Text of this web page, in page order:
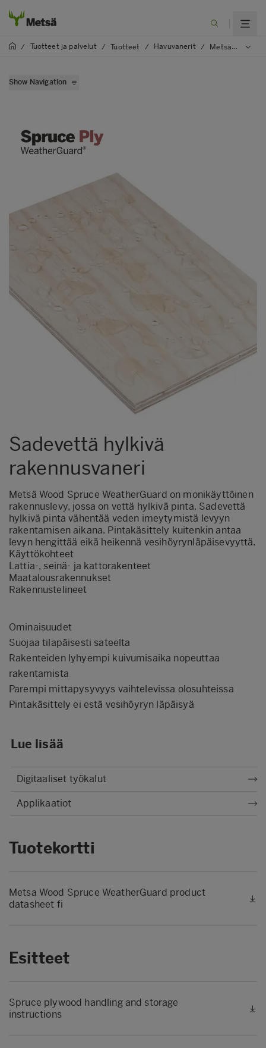
/ Tuotteet ja palvelut / Tuotteet / Havuvanerit / Metsä Wood Spruce WeatherGuard
Show Navigation
Metsä Wood Spruce MouldGuard
Metsä Wood Spruce FireResist
Sadevettä hylkivä
rakennusvaneri
Metsä Wood Spruce WeatherGuard on monikäyttöinen
rakennuslevy, jossa on vettä hylkivä pinta. Sadevettä
hylkivä pinta vähentää veden imeytymistä levyyn
rakentamisen aikana. Pintakäsittely kuitenkin antaa
levyn hengittää eikä heikennä vesihöyrynläpäisevyyttä.
Käyttökohteet
Lattia-, seinä- ja kattorakenteet
Maatalousrakennukset
Rakennustelineet
Ominaisuudet
Suojaa tilapäisesti sateelta
Rakenteiden lyhyempi kuivumisaika nopeuttaa
rakentamista
Parempi mittapysyvyys vaihtelevissa olosuhteissa
Pintakäsittely ei estä vesihöyryn läpäisyä
Lue lisää
Digitaaliset työkalut
Applikaatiot
Tuotekortti
Metsa Wood Spruce WeatherGuard product
datasheet fi
Esitteet
Spruce plywood handling and storage
instructions